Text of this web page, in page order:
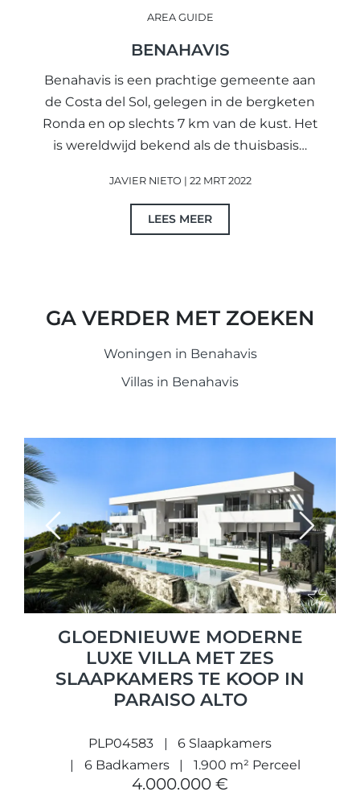
AREA GUIDE
BENAHAVIS
Benahavis is een prachtige gemeente aan
de Costa del Sol, gelegen in de bergketen
Ronda en op slechts 7 km van de kust. Het
is wereldwijd bekend als de thuisbasis…
JAVIER NIETO | 22 MRT 2022
LEES MEER
GA VERDER MET ZOEKEN
Woningen in Benahavis
Villas in Benahavis
Previous Next
GLOEDNIEUWE MODERNE
LUXE VILLA MET ZES
SLAAPKAMERS TE KOOP IN
PARAISO ALTO
PLP04583
6 Slaapkamers
6 Badkamers
1.900 m² Perceel
4.000.000 €